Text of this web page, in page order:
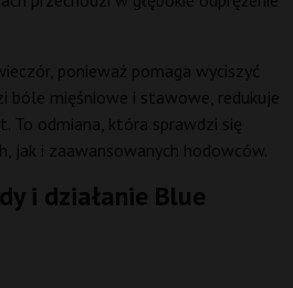
ponieważ pomaga wyciszyć
bóle mięśniowe i stawowe, redukuje
To odmiana, która sprawdzi się
jak i zaawansowanych hodowców.
i działanie Blue